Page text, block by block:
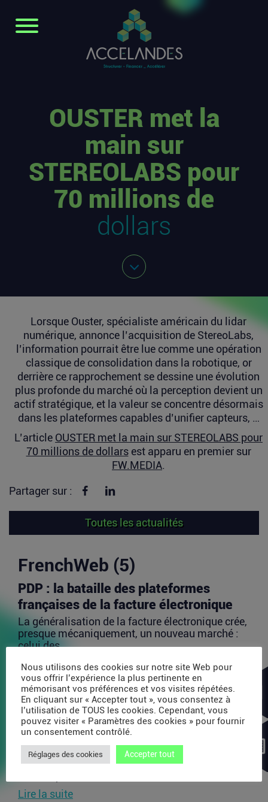
OUSTER met la
main sur
STEREOLABS pour
70 millions de
dollars
Lorsque Ouster, spécialiste américain du lidar
numérique, annonce l’acquisition de StereoLabs,
l’information pourrait être lue comme une opération
classique de consolidation dans la robotique, or
derrière ce rapprochement se dessine une évolution
plus profonde du marché où la perception devient un
actif stratégique, et la valeur se concentre désormais
dans les plateformes capables d’unifier capteurs, …
L’article OUSTER met la main sur STEREOLABS pour
70 millions de dollarsest apparu en premier sur
FW.MEDIA.
Partager sur : Partager sur Facebook
Toutes les actualités
FrenchWeb (5)
PDP : la bataille des plateformes
françaises de la facture électronique
La généralisation de la facture électronique crée,
presque mécaniquement, un nouveau marché :
celui des...
Lire la suite
TravelTech : comment HandleVisa
digitalise l’accompagnement des
voyageurs
Les formalités de voyage demeurent l’une des
zones les moins fluides de l’expérience
Lire la suite
Nous utilisons des cookies sur notre site Web pour
vous offrir l’expérience la plus pertinente en
mémorisant vos préférences et vos visites répétées.
En cliquant sur « Accepter tout », vous consentez à
l’utilisation de TOUS les cookies. Cependant, vous
pouvez visiter « Paramètres des cookies » pour fournir
un consentement contrôlé.
Réglages des cookies Accepter tout